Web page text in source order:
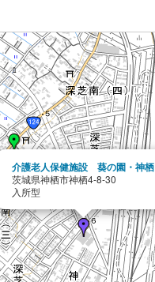
介護老人保健施設 葵の園・神栖
茨城県神栖市神栖4-8-30
入所型